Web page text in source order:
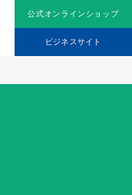
公式オンラインショップ
ビジネスサイト